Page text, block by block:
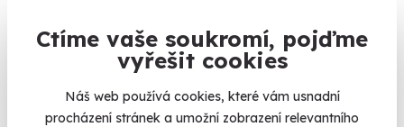
Ctíme vaše soukromí, pojďme
vyřešit cookies
Náš web používá cookies, které vám usnadní
procházení stránek a umožní zobrazení relevantního
Zažijte umění staré přes dva tisíce let na vlastní kůži.
Brno (+ 10 dalších lokalit)
2 290 Kč